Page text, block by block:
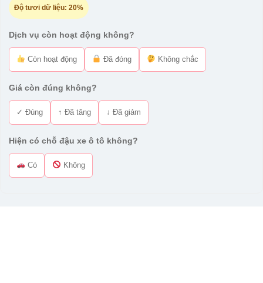
Độ tươi dữ liệu: 20%
Dịch vụ còn hoạt động không?
Còn hoạt động Đã đóng Không chắc
Giá còn đúng không?
✓ Đúng ↑ Đã tăng ↓ Đã giảm
Hiện có chỗ đậu xe ô tô không?
Có Không